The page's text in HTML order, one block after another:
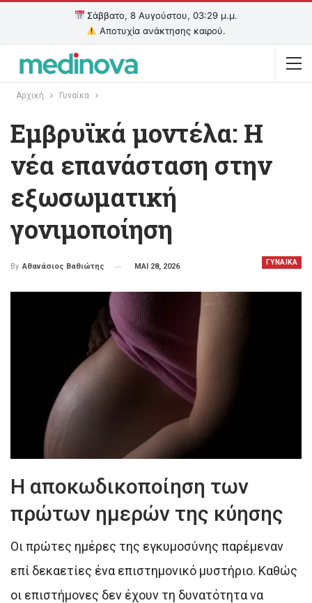
Σάββατο, 8 Αυγούστου, 03:29 μ.μ.
Αποτυχία ανάκτησης καιρού.
Αρχική Γυναίκα
Εμβρυϊκά μοντέλα: Η
νέα επανάσταση στην
εξωσωματική
γονιμοποίηση
ΓΥΝΑΙΚΑ
By Αθανάσιος Βαθιώτης ΜΑΙ 28, 2026
Η αποκωδικοποίηση των
πρώτων ημερών της κύησης
Οι πρώτες ημέρες της εγκυμοσύνης παρέμεναν
επί δεκαετίες ένα επιστημονικό μυστήριο. Καθώς
οι επιστήμονες δεν έχουν τη δυνατότητα να